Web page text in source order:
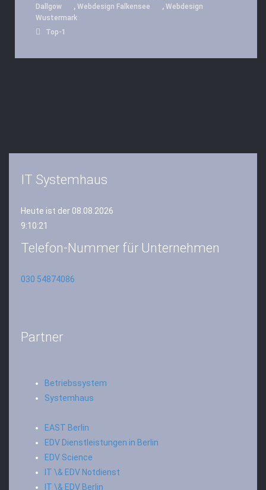
Dallgow
, Webdesign Falkensee , Webdesign
Wustermark
Top-1
IT Systemhaus
Heute ist der 08.08.2026
9:10:21
Telefon-Nummer für Unternehmen
030 54874086
Partner
Betriebssystem
Systemhaus
EAST Berlin
EDV Dienstleistungen in Berlin
EDV Science
IT \& EDV Notdienst
IT \& EDV Berlin